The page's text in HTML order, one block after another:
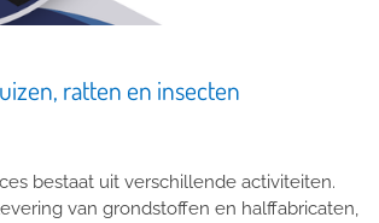
ratten en insecten
bestaat uit verschillende activiteiten.
van grondstoffen en halffabricaten,